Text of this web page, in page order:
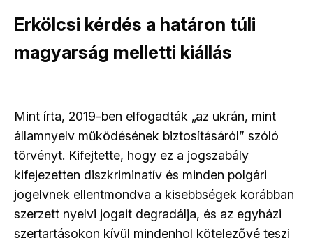
Erkölcsi kérdés a határon túli
magyarság melletti kiállás
Mint írta, 2019-ben elfogadták „az ukrán, mint
államnyelv működésének biztosításáról” szóló
törvényt. Kifejtette, hogy ez a jogszabály
kifejezetten diszkriminatív és minden polgári
jogelvnek ellentmondva a kisebbségek korábban
szerzett nyelvi jogait degradálja, és az egyházi
szertartásokon kívül mindenhol kötelezővé teszi